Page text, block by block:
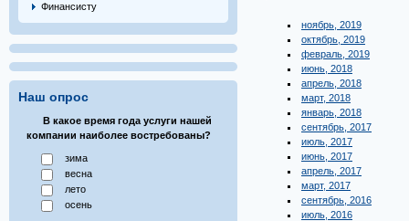
Финансисту
Наш опрос
В какое время года услуги нашей
компании наиболее востребованы?
зима
весна
лето
осень
ноябрь, 2019
октябрь, 2019
февраль, 2019
июнь, 2018
апрель, 2018
март, 2018
январь, 2018
сентябрь, 2017
июль, 2017
июнь, 2017
апрель, 2017
март, 2017
сентябрь, 2016
июль, 2016